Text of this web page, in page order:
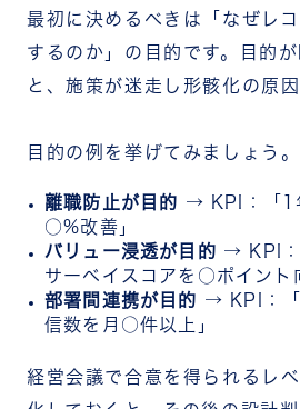
最初に決めるべきは「なぜレ
するのか」の目的です。目的
と、施策が迷走し形骸化の原因
目的の例を挙げてみましょう。
離職防止が目的 → KPI：「1
○%改善」
バリュー浸透が目的 → KPI：
サーベイスコアを○ポイント
部署間連携が目的 → KPI：「
信数を月○件以上」
経営会議で合意を得られるレ